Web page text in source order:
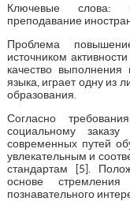
Ключевые слова:
преподавание
Проблема
источником
качество
языка, играет одну из
образования.
Согласно
социальному
современных путей
увлекательным и
стандартам [5].
основе
познавательного